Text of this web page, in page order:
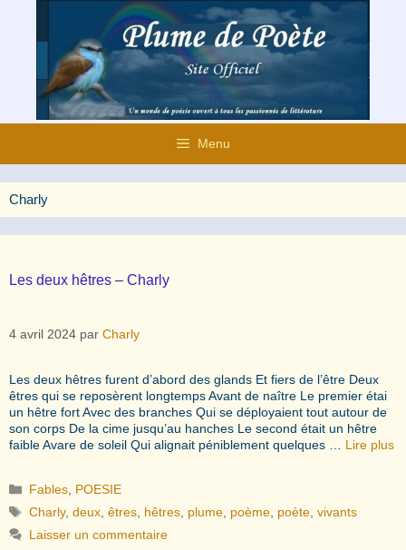
contenu
Menu
Charly
Les deux hêtres – Charly
4 avril 2024 par Charly
Les deux hêtres furent d’abord des glands Et fiers de l’être Deux
êtres qui se reposèrent longtemps Avant de naître Le premier étai
un hêtre fort Avec des branches Qui se déployaient tout autour de
son corps De la cime jusqu’au hanches Le second était un hêtre
faible Avare de soleil Qui alignait péniblement quelques … Lire plus
Catégories
Fables POESIE
Étiquettes
Charly,deux ,êtres hêtres plume poème poète ,vivants
Laisser un commentaire